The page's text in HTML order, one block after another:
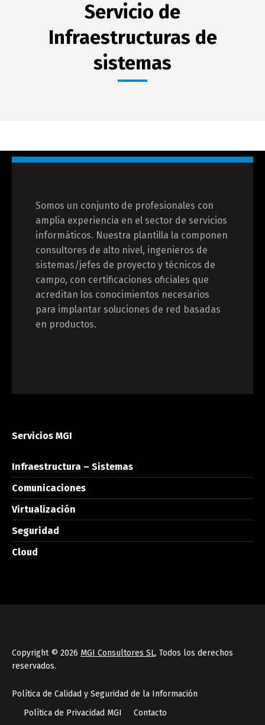
Servicio de
Infraestructuras de
sistemas
Somos un conjunto de profesionales con
amplia experiencia en el sector de servicios
informáticos. Nuestra plantilla la componen
consultores de alto nivel, ingenieros de
sistemas/jefes de proyecto y técnicos de
campo, con certificaciones oficiales que
acreditan los conocimientos necesarios
para implantar soluciones de red basadas
en productos.
Servicios MGI
Infraestructura – Sistemas
Comunicaciones
Virtualización
Seguridad
Cloud
Copyright © 2026 MGI Consultores SL, Todos los derechos
reservados.
Política de Calidad y Seguridad de la Información
Política de Privacidad MGI
Contacto